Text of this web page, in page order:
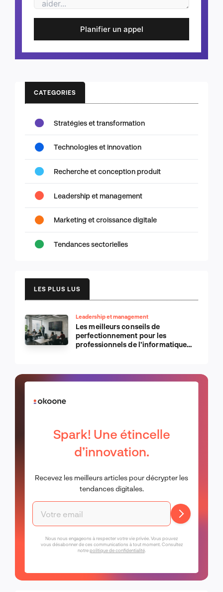
Planifier un appel
CATEGORIES
Stratégies et transformation
Technologies et innovation
Recherche et conception produit
Leadership et management
Marketing et croissance digitale
Tendances sectorielles
LES PLUS LUS
Leadership et management
Les meilleurs conseils de
perfectionnement pour les
professionnels de l’informatique
Spark! Une étincelle
d’innovation.
Recevez les meilleurs articles pour décrypter les
tendances digitales.
Nous nous engageons à respecter votre vie privée. Vous pouvez
vous désabonner de ces communications à tout moment. Consultez
notrepolitique de confidentialité.